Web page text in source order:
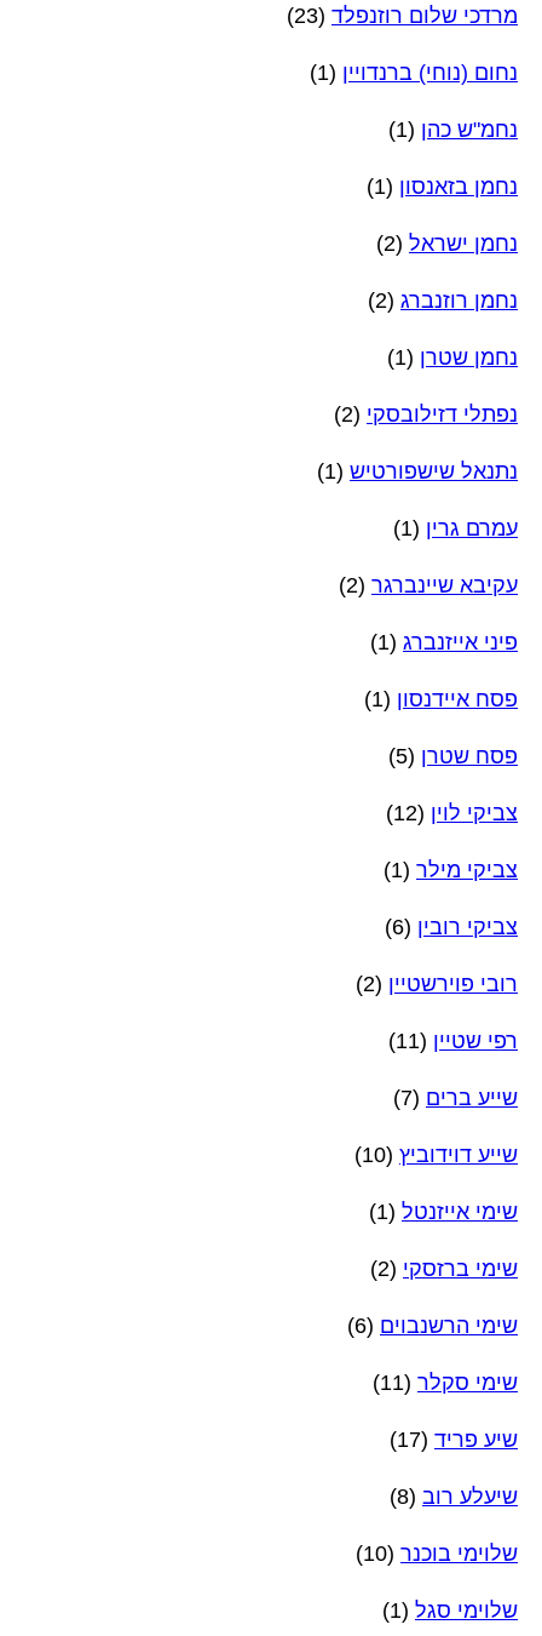
מרדכי שלום רוזנפלד (23)
נחום (נוחי) ברנדויין (1)
נחמ"ש כהן (1)
נחמן בזאנסון (1)
נחמן ישראל (2)
נחמן רוזנברג (2)
נחמן שטרן (1)
נפתלי דזילובסקי (2)
נתנאל שישפורטיש (1)
עמרם גרין (1)
עקיבא שיינברגר (2)
פיני אייזנברג (1)
פסח איידנסון (1)
פסח שטרן (5)
צביקי לוין (12)
צביקי מילר (1)
צביקי רובין (6)
רובי פוירשטיין (2)
רפי שטיין (11)
שייע ברים (7)
שייע דוידוביץ (10)
שימי אייזנטל (1)
שימי ברזסקי (2)
שימי הרשנבוים (6)
שימי סקלר (11)
שיע פריד (17)
שיעלע רוב (8)
שלוימי בוכנר (10)
שלוימי סגל (1)